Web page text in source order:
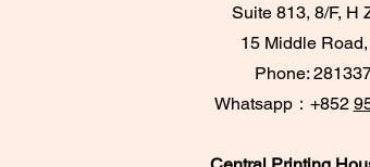
Suite 813, 8/F, H
15 Middle
Phone:
​Whatsapp：+852